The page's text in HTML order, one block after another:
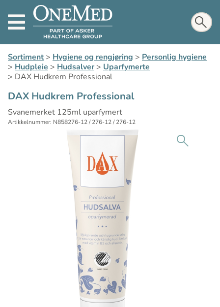
Sortiment> Hygiene og rengjøring > Personlig hygiene
> Hudpleie > Hudsalver> Uparfymerte
> DAX Hudkrem Professional
DAX Hudkrem Professional
Svanemerket 125ml uparfymert
Artikkelnummer: N858276-12 / 276-12 / 276-12